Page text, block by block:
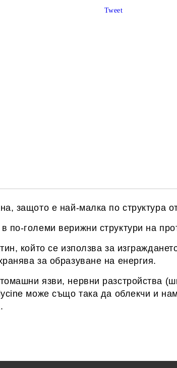
Tweet
защото е най-малка по структура
по-големи верижни структури на
който се използва за
за образуване на енергия.
язви, нервни разстройства
може също така да облекчи и